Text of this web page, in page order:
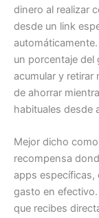
dinero al realizar
desde un link
un porcentaje del
acumular y retirar
de ahorrar
habituales desde
Mejor dicho
recompensa
apps específicas,
gasto en
que recibes